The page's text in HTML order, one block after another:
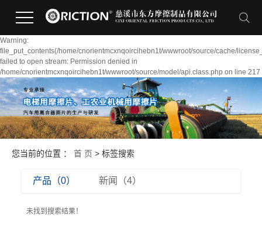
Warning:
file_put_contents(/home/cnorientmcxnqoircihebn1t/wwwroot/source/cache/
failed to open stream: Permission denied in
/home/cnorientmcxnqoircihebn1t/wwwroot/source/model/api.class.php on line 217
您当前的位置 ： 首 页 > 标签搜索
产品（0） 新闻（4）
未找到搜索结果！